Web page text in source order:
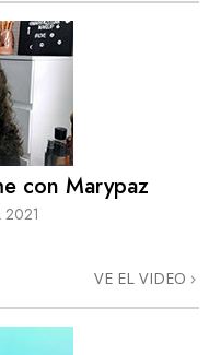
con Marypaz
2021
VE EL VIDEO